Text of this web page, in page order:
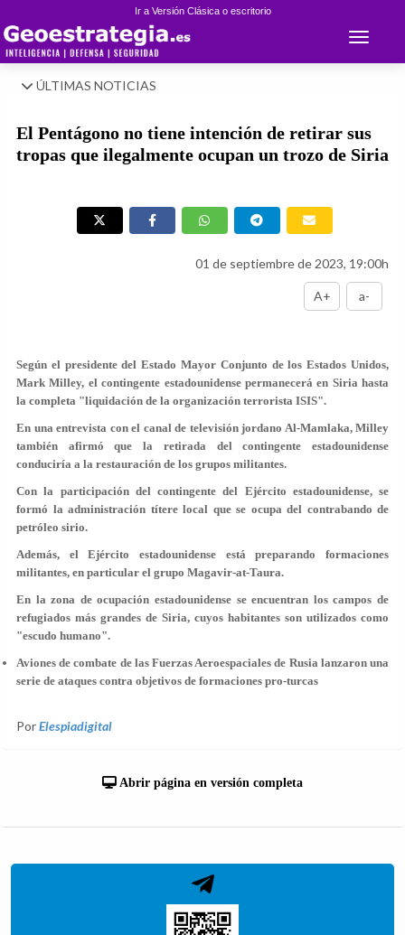
Ir a Versión Clásica o escritorio
Toggle
ÚLTIMAS NOTICIAS
El Pentágono no tiene intención de retirar sus
tropas que ilegalmente ocupan un trozo de Siria
01 de septiembre de 2023, 19:00h
A+ a-
Según el presidente del Estado Mayor Conjunto de los Estados Unidos,
Mark Milley, el contingente estadounidense permanecerá en Siria hasta
la completa "liquidación de la organización terrorista ISIS".
En una entrevista con el canal de televisión jordano Al-Mamlaka, Milley
también afirmó que la retirada del contingente estadounidense
conduciría a la restauración de los grupos militantes.
Con la participación del contingente del Ejército estadounidense, se
formó la administración títere local que se ocupa del contrabando de
petróleo sirio.
Además, el Ejército estadounidense está preparando formaciones
militantes, en particular el grupo Magavir-at-Taura.
En la zona de ocupación estadounidense se encuentran los campos de
refugiados más grandes de Siria, cuyos habitantes son utilizados como
"escudo humano".
Aviones de combate de las Fuerzas Aeroespaciales de Rusia lanzaron una
serie de ataques contra objetivos de formaciones pro-turcas
PorElespiadigital
Abrir página en versión completa